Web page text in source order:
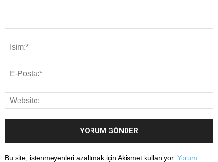
Bu site, istenmeyenleri azaltmak için Akismet kullanıyor. Yorum